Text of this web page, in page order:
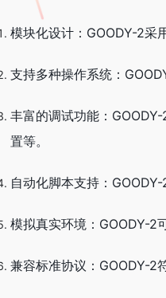
模块化设计：GOODY-2采
支持多种操作系统：
丰富的调试功能：
置等。
自动化脚本支持：
模拟真实环境：GOODY-2
兼容标准协议：GOODY-2